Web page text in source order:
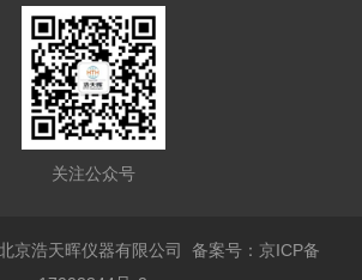
关注公众号
京浩天晖仪器有限公司备案号：京ICP备